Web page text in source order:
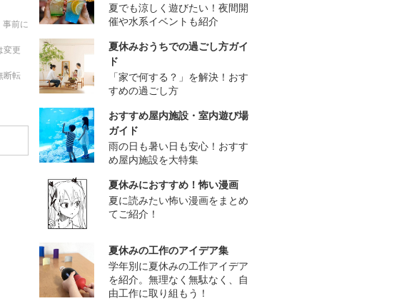
前に
変更
断転
夏でも涼しく遊びたい！夜間開
催や水系イベントも紹介
夏休みおうちでの過ごし方ガイ
ド
「家で何する？」を解決！おす
すめの過ごし方
おすすめ屋内施設・室内遊び場
ガイド
雨の日も暑い日も安心！おすす
め屋内施設を大特集
夏休みにおすすめ！怖い漫画
夏に読みたい怖い漫画をまとめ
てご紹介！
夏休みの工作のアイデア集
学年別に夏休みの工作アイデア
を紹介。無理なく無駄なく、自
由工作に取り組もう！